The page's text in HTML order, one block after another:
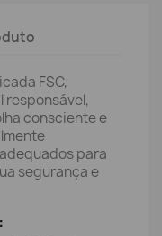
FSC,
consciente e
para
segurança e